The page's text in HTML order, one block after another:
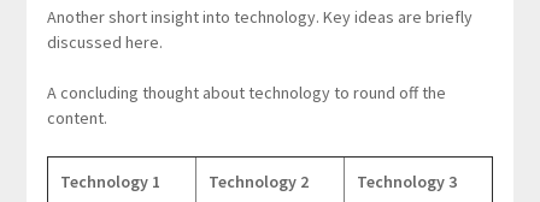
Another short insight into technology. Key ideas are briefly
discussed here.
A concluding thought about technology to round off the
content.
Technology 1 Technology 2 Technology 3